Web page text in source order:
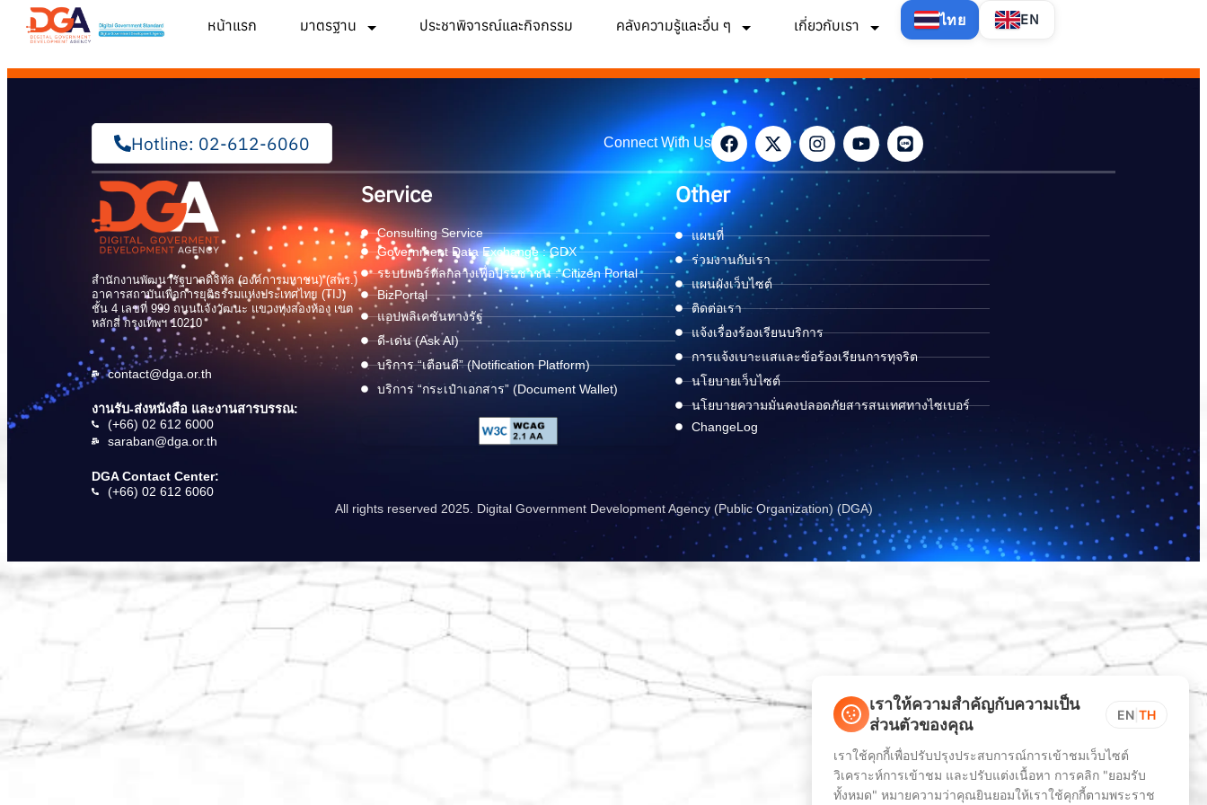
หน้าแรก มาตรฐาน ประชาพิจารณ์และกิจกรรม คลังความรู้และอื่น ๆ เกี่ยวกับเรา ไทย EN
Hotline: 02-612-6060 Connect With Us
สำนักงานพัฒนารัฐบาลดิจิทัล (องค์การมหาชน) (สพร.)
อาคารสถาบันเพื่อการยุติธรรมแห่งประเทศไทย (TIJ)
ชั้น 4 เลขที่ 999 ถนนแจ้งวัฒนะ แขวงทุ่งสองห้อง เขต
หลักสี่ กรุงเทพฯ 10210
contact@dga.or.th
งานรับ-ส่งหนังสือ และงานสารบรรณ:
(+66) 02 612 6000
saraban@dga.or.th
DGA Contact Center:
(+66) 02 612 6060
Service
Consulting Service
Government Data Exchange : GDX
ระบบพอร์ทัลกลางเพื่อประชาชน : Citizen Portal
BizPortal
แอปพลิเคชันทางรัฐ
ดี-เด่น (Ask AI)
บริการ “เตือนดี” (Notification Platform)
บริการ “กระเป๋าเอกสาร” (Document Wallet)
Other
แผนที่
ร่วมงานกับเรา
แผนผังเว็บไซต์
ติดต่อเรา
แจ้งเรื่องร้องเรียนบริการ
การแจ้งเบาะแสและข้อร้องเรียนการทุจริต
นโยบายเว็บไซต์
นโยบายความมั่นคงปลอดภัยสารสนเทศทางไซเบอร์
ChangeLog
All rights reserved 2025. Digital Government Development Agency (Public Organization) (DGA)
เราให้ความสำคัญกับความเป็น
ส่วนตัวของคุณ
EN TH
เราใช้คุกกี้เพื่อปรับปรุงประสบการณ์การเข้าชมเว็บไซต์
วิเคราะห์การเข้าชม และปรับแต่งเนื้อหา การคลิก "ยอมรับ
ทั้งหมด" หมายความว่าคุณยินยอมให้เราใช้คุกกี้ตามพระราช